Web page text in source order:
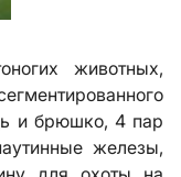
животных,
и брюшко, 4 пар
железы,